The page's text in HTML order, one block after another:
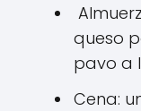
queso
pavo a
Cena: